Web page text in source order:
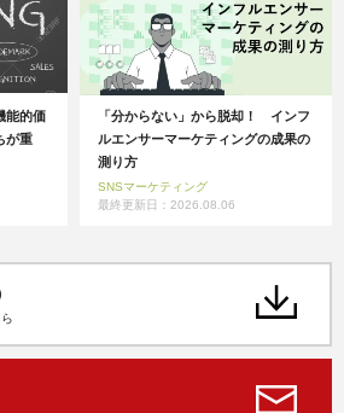
能的価
が重
「分からない」から脱却！ インフ
ルエンサーマーケティングの成果の
測り方
SNSマーケティング
最終更新日：2026.08.06